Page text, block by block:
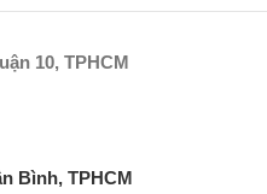
10, TPHCM
Bình, TPHCM